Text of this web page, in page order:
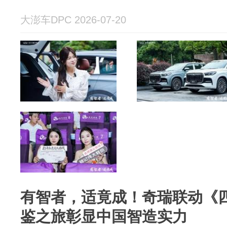
大澎车DPC 2026-07-20
有智者，适竟成！奇瑞联动《
鉴之旅彰显中国智造实力